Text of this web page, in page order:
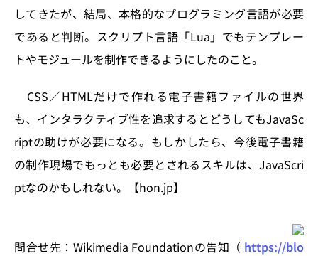
してきたが、結局、本格的なプログラミング言語が必要
であると判断。スクリプト言語「Lua」でもテンプレー
トやモジュールを制作できるようにしたのこと。
CSS／HTMLだけで作れる電子書籍ファイルの世界
も、インタラクティブ性を追求するとどうしてもJavaSc
riptの助けが必要になる。もしかしたら、今後電子書籍
の制作現場でもっとも必要とされるスキルは、JavaScri
ptなのかもしれない。【hon.jp】
問合せ先：Wikimedia Foundationの告知（ https://blo